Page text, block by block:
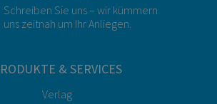
Schreiben Sie uns – wir kümmern
uns zeitnah um Ihr Anliegen.
& SERVICES
Verlag